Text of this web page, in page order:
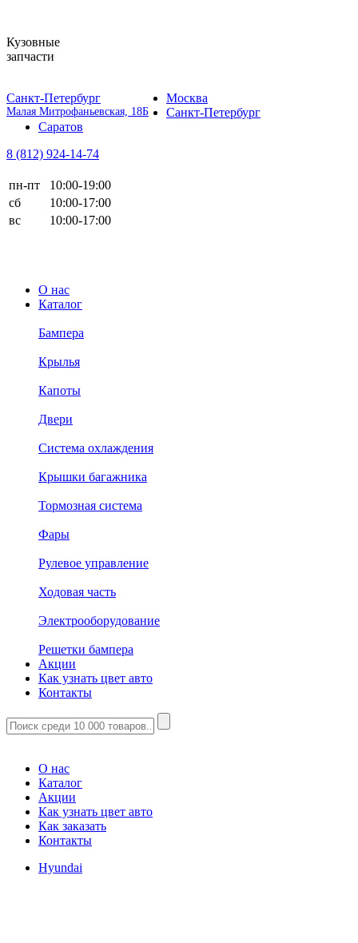
Кузовные
запчасти
Санкт-Петербург
Малая Митрофаньевская, 18Б
Москва
Санкт-Петербург
Саратов
8 (812) 924-14-74
пн-пт
10:00-19:00
сб
10:00-17:00
вс
10:00-17:00
О нас
Каталог
Бампера
Крылья
Капоты
Двери
Система охлаждения
Крышки багажника
Тормозная система
Фары
Рулевое управление
Ходовая часть
Электрооборудование
Решетки бампера
Акции
Как узнать цвет авто
Контакты
О нас
Каталог
Акции
Как узнать цвет авто
Как заказать
Контакты
Hyundai